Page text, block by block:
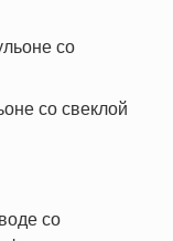
со свеклой